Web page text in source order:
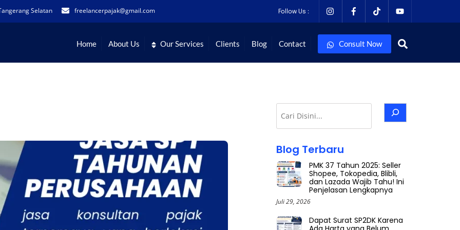
Selatan freelancerpajak@gmail.com Follow Us :
Home About Us Our Services Clients Blog Contact Consult Now
Cari
Blog Terbaru
PMK 37 Tahun 2025: Seller
Shopee, Tokopedia, Blibli,
dan Lazada Wajib Tahu! Ini
Penjelasan Lengkapnya
Juli 29, 2026
Dapat Surat SP2DK Karena